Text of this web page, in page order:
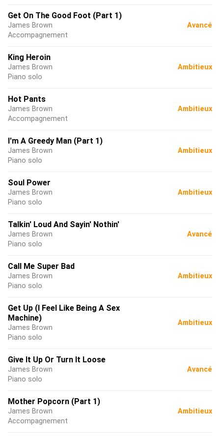
Get On The Good Foot (Part 1)
James Brown
Accompagnement
Avancé
King Heroin
James Brown
Piano solo
Ambitieux
Hot Pants
James Brown
Accompagnement
Ambitieux
I'm A Greedy Man (Part 1)
James Brown
Piano solo
Ambitieux
Soul Power
James Brown
Piano solo
Ambitieux
Talkin' Loud And Sayin' Nothin'
James Brown
Piano solo
Avancé
Call Me Super Bad
James Brown
Piano solo
Ambitieux
Get Up (I Feel Like Being A Sex
Machine)
James Brown
Piano solo
Ambitieux
Give It Up Or Turn It Loose
James Brown
Piano solo
Avancé
Mother Popcorn (Part 1)
James Brown
Accompagnement
Ambitieux